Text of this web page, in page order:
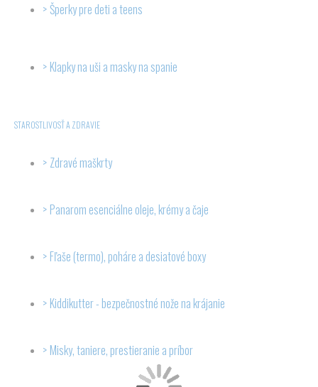
Šperky pre deti a teens
Klapky na uši a masky na spanie
STAROSTLIVOSŤ A ZDRAVIE
Zdravé maškrty
Panarom esenciálne oleje, krémy a čaje
Fľaše (termo), poháre a desiatové boxy
Kiddikutter - bezpečnostné nože na krájanie
Misky, taniere, prestieranie a príbor